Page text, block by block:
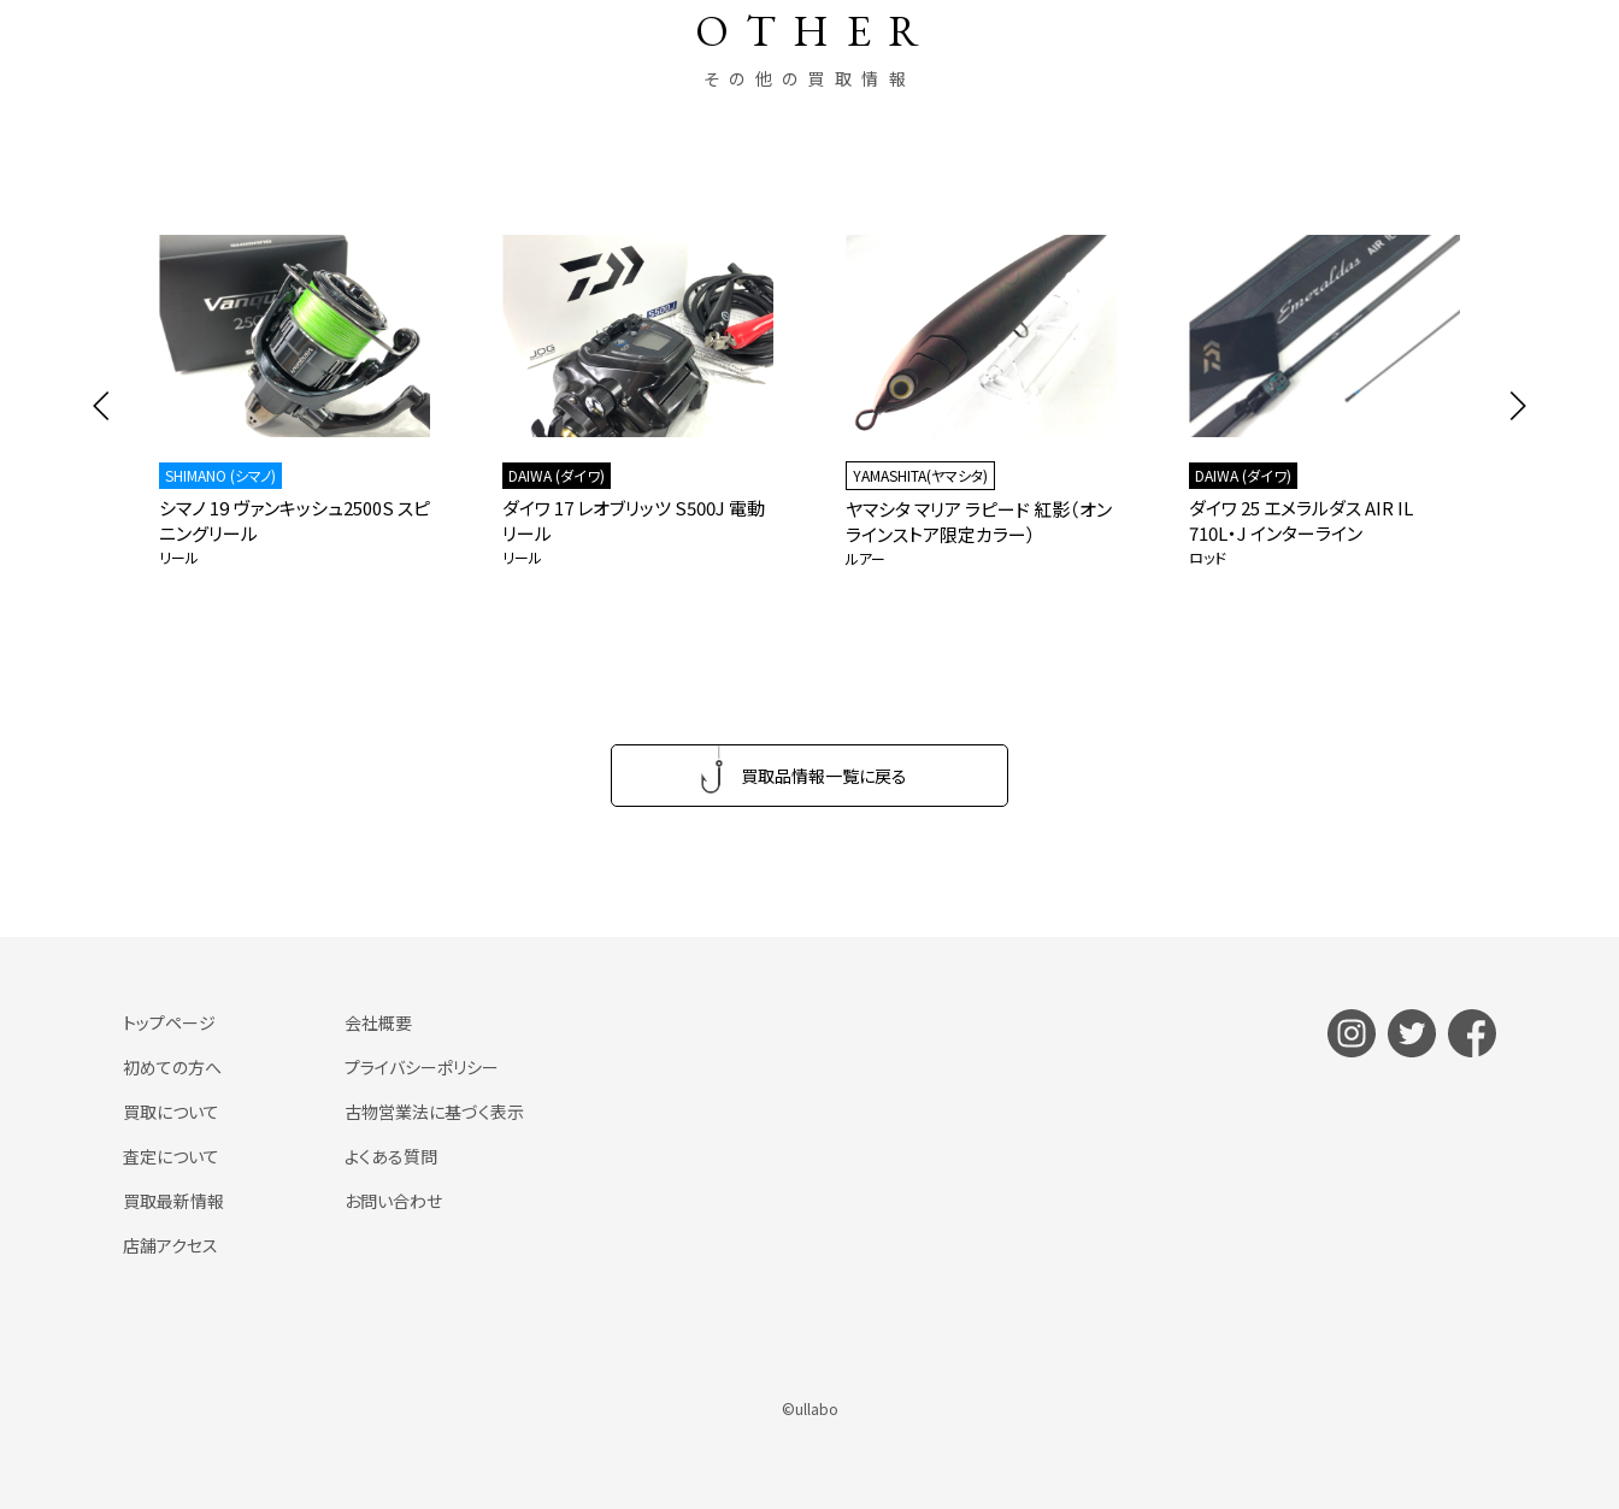
OTHER
その他の買取情報
SHIMANO (シマノ)
シマノ 19 ヴァンキッシュ2500S スピ
ニングリール
リール
DAIWA (ダイワ)
ダイワ 17 レオブリッツ S500J 電動
リール
リール
YAMASHITA(ヤマシタ)
ヤマシタ マリア ラピード 紅影（オン
ラインストア限定カラー）
ルアー
DAIWA (ダイワ)
ダイワ 25 エメラルダス AIR IL
710L・J インターライン
ロッド
買取品情報一覧に戻る
トップページ
初めての方へ
買取について
査定について
買取最新情報
店舗アクセス
会社概要
プライバシーポリシー
古物営業法に基づく表示
よくある質問
お問い合わせ
©ullabo